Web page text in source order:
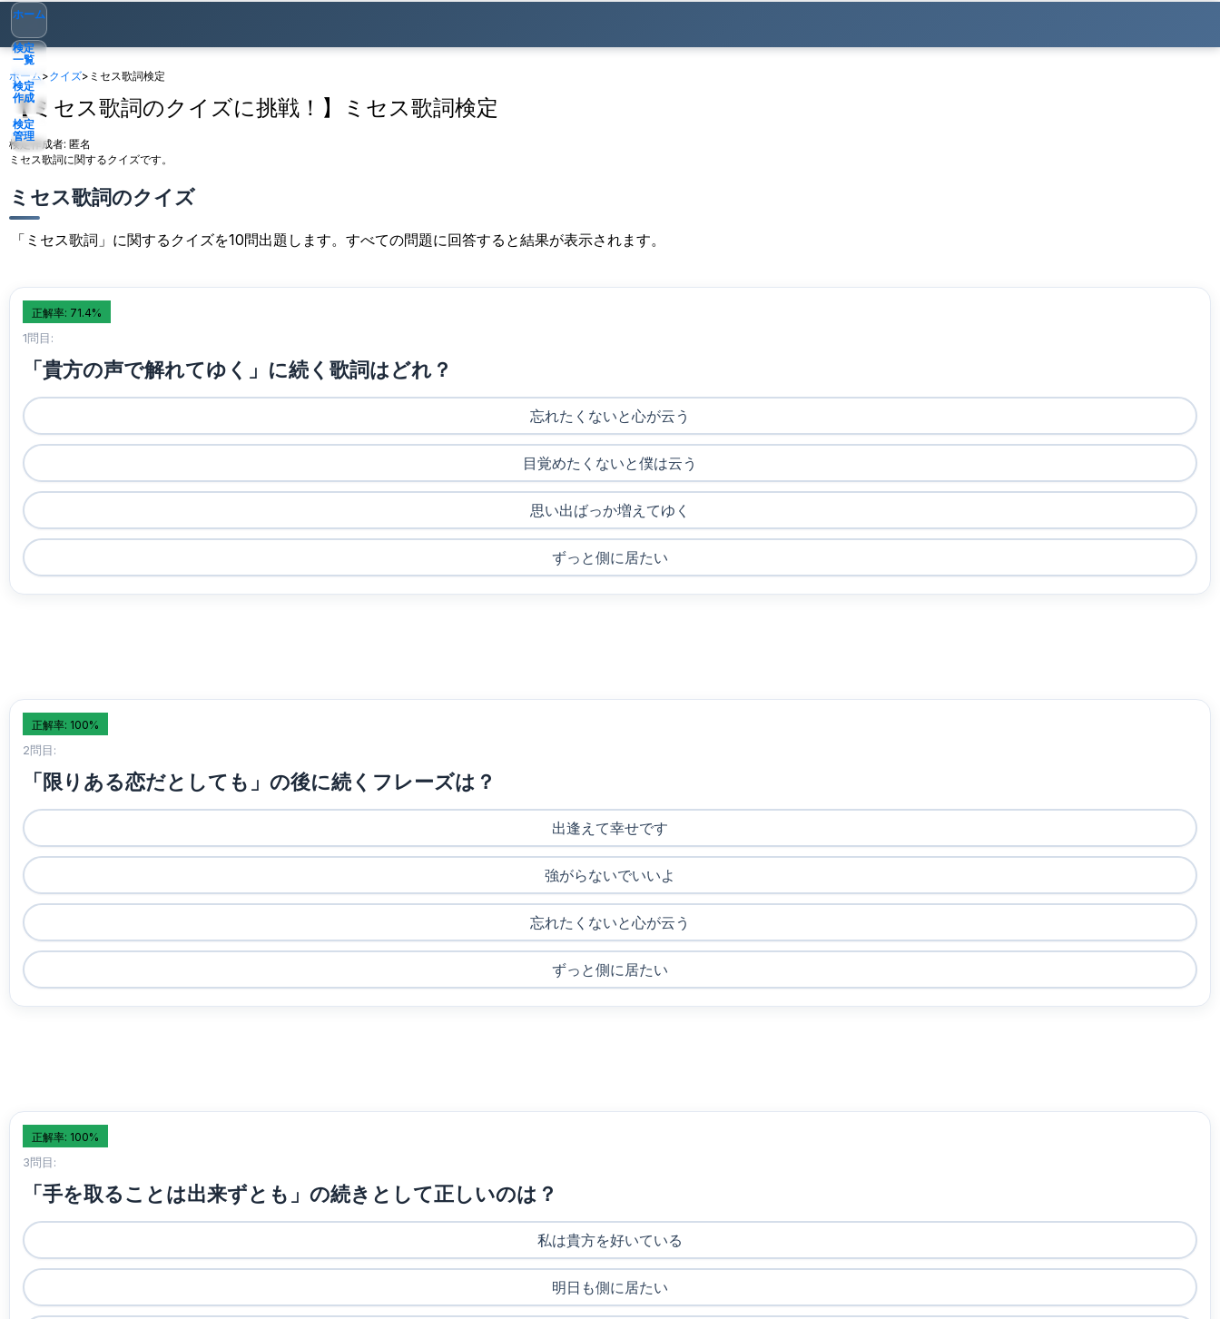
ホーム
検定
一覧
検定
作成
検定
管理
ゲスト ▾
ホーム>クイズ> ミセス歌詞検定
【ミセス歌詞のクイズに挑戦！】ミセス歌詞検定
検定作成者: 匿名
ミセス歌詞に関するクイズです。
ミセス歌詞のクイズ
「ミセス歌詞」に関するクイズを10問出題します。すべての問題に回答すると結果が表示されます。
正解率: 71.4%
1問目:
「貴方の声で解れてゆく」に続く歌詞はどれ？
忘れたくないと心が云う
目覚めたくないと僕は云う
思い出ばっか増えてゆく
ずっと側に居たい
正解率: 100%
2問目:
「限りある恋だとしても」の後に続くフレーズは？
出逢えて幸せです
強がらないでいいよ
忘れたくないと心が云う
ずっと側に居たい
正解率: 100%
3問目:
「手を取ることは出来ずとも」の続きとして正しいのは？
私は貴方を好いている
明日も側に居たい